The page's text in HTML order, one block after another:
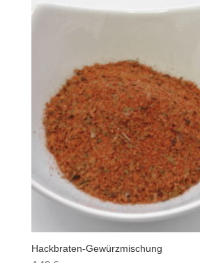
Hackbraten-Gewürzmischung